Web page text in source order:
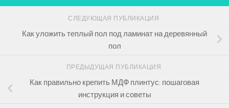
СЛЕДУЮЩАЯ ПУБЛИКАЦИЯ
Как уложить теплый пол под ламинат на деревянный
пол
ПРЕДЫДУЩАЯ ПУБЛИКАЦИЯ
Как правильно крепить МДФ плинтус: пошаговая
инструкция и советы